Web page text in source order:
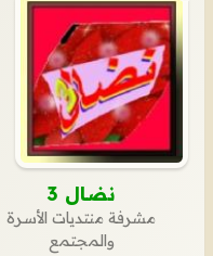
نضال 3
مشرفة منتديات الأسرة
والمجتمع